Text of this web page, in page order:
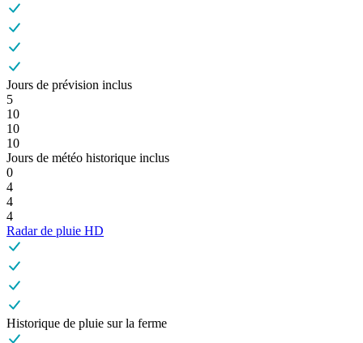
Jours de prévision inclus
5
10
10
10
Jours de météo historique inclus
0
4
4
4
Radar de pluie HD
Historique de pluie sur la ferme